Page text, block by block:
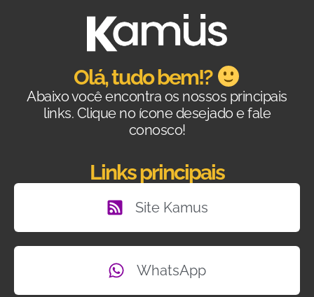
Olá, tudo bem!?
Abaixo você encontra os nossos principais
links. Clique no ícone desejado e fale
conosco!
Links principais
Site Kamus
WhatsApp